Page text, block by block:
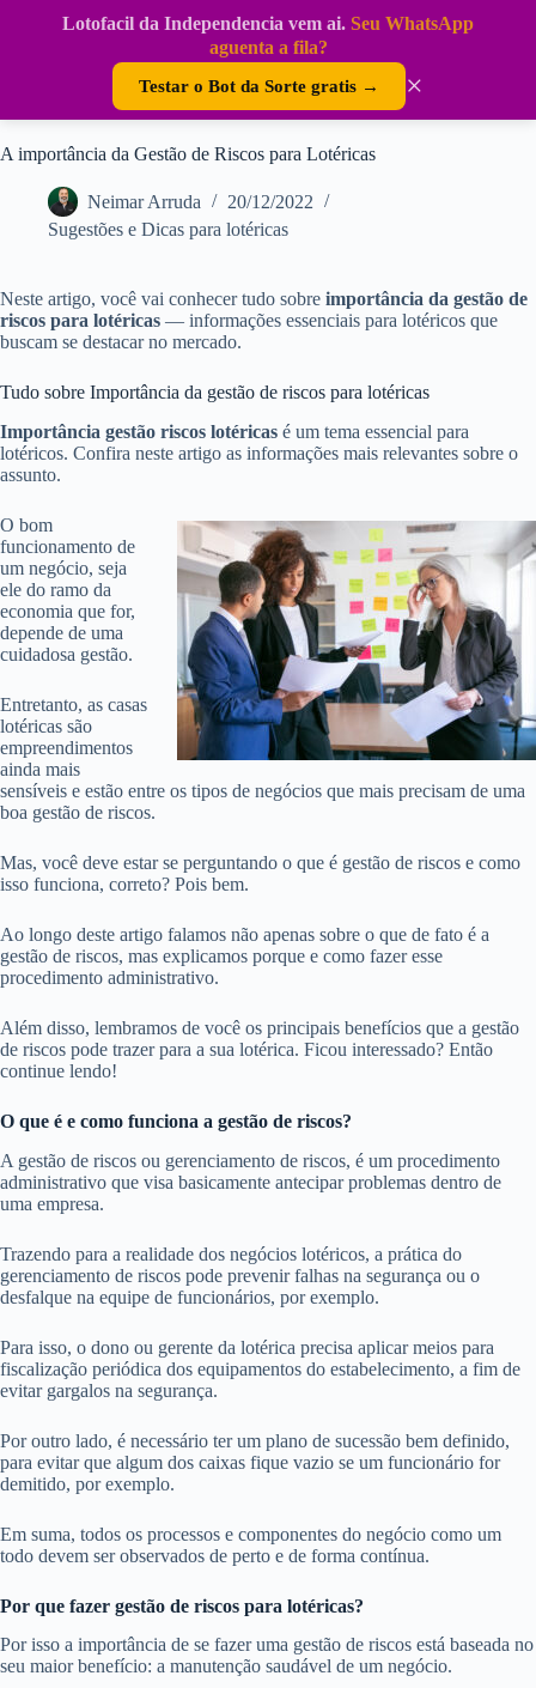
Lotofacil da Independencia vem ai. Seu WhatsApp
aguenta a fila?
Testar o Bot da Sorte gratis → ×
A importância da Gestão de Riscos para Lotéricas
Neimar Arruda
20/12/2022
Sugestões e Dicas para lotéricas
Neste artigo, você vai conhecer tudo sobre importância da gestão de
riscos para lotéricas — informações essenciais para lotéricos que
buscam se destacar no mercado.
Tudo sobre Importância da gestão de riscos para lotéricas
Importância gestão riscos lotéricas é um tema essencial para
lotéricos. Confira neste artigo as informações mais relevantes sobre o
assunto.
O bom
funcionamento de
um negócio, seja
ele do ramo da
economia que for,
depende de uma
cuidadosa gestão.
Entretanto, as casas
lotéricas são
empreendimentos
ainda mais
sensíveis e estão entre os tipos de negócios que mais precisam de uma
boa gestão de riscos.
Mas, você deve estar se perguntando o que é gestão de riscos e como
isso funciona, correto? Pois bem.
Ao longo deste artigo falamos não apenas sobre o que de fato é a
gestão de riscos, mas explicamos porque e como fazer esse
procedimento administrativo.
Além disso, lembramos de você os principais benefícios que a gestão
de riscos pode trazer para a sua lotérica. Ficou interessado? Então
continue lendo!
O que é e como funciona a gestão de riscos?
A gestão de riscos ou gerenciamento de riscos, é um procedimento
administrativo que visa basicamente antecipar problemas dentro de
uma empresa.
Trazendo para a realidade dos negócios lotéricos, a prática do
gerenciamento de riscos pode prevenir falhas na segurança ou o
desfalque na equipe de funcionários, por exemplo.
Para isso, o dono ou gerente da lotérica precisa aplicar meios para
fiscalização periódica dos equipamentos do estabelecimento, a fim de
evitar gargalos na segurança.
Por outro lado, é necessário ter um plano de sucessão bem definido,
para evitar que algum dos caixas fique vazio se um funcionário for
demitido, por exemplo.
Em suma, todos os processos e componentes do negócio como um
todo devem ser observados de perto e de forma contínua.
Por que fazer gestão de riscos para lotéricas?
Por isso a importância de se fazer uma gestão de riscos está baseada no
seu maior benefício: a manutenção saudável de um negócio.